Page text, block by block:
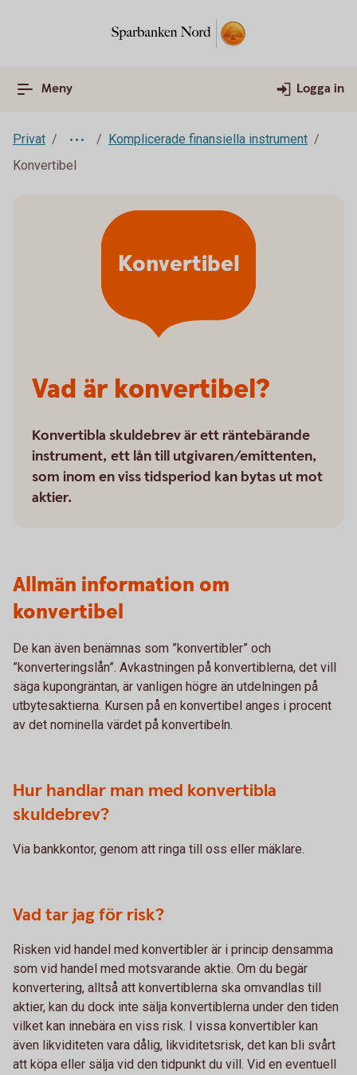
Meny Logga in
Privat
Komplicerade finansiella instrument
Konvertibel
Vad är konvertibel?
Konvertibla skuldebrev är ett räntebärande
instrument, ett lån till utgivaren/emittenten,
som inom en viss tidsperiod kan bytas ut mot
aktier.
Konvertibel
Allmän information om
konvertibel
De kan även benämnas som ”konvertibler” och
”konverteringslån”. Avkastningen på konvertiblerna, det vill
säga kupongräntan, är vanligen högre än utdelningen på
utbytesaktierna. Kursen på en konvertibel anges i procent
av det nominella värdet på konvertibeln.
Hur handlar man med konvertibla
skuldebrev?
Via bankkontor, genom att ringa till oss eller mäklare.
Vad tar jag för risk?
Risken vid handel med konvertibler är i princip densamma
som vid handel med motsvarande aktie. Om du begär
konvertering, alltså att konvertiblerna ska omvandlas till
aktier, kan du dock inte sälja konvertiblerna under den tiden
vilket kan innebära en viss risk. I vissa konvertibler kan
även likviditeten vara dålig, likviditetsrisk, det kan bli svårt
att köpa eller sälja vid den tidpunkt du vill. Vid en eventuell